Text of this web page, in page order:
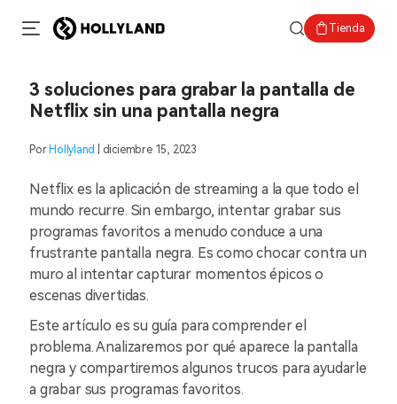
Tienda
3 soluciones para grabar la pantalla de
Netflix sin una pantalla negra
Por Hollyland | diciembre 15, 2023
Netflix es la aplicación de streaming a la que todo el
mundo recurre. Sin embargo, intentar grabar sus
programas favoritos a menudo conduce a una
frustrante pantalla negra. Es como chocar contra un
muro al intentar capturar momentos épicos o
escenas divertidas.
Este artículo es su guía para comprender el
problema. Analizaremos por qué aparece la pantalla
negra y compartiremos algunos trucos para ayudarle
a grabar sus programas favoritos.